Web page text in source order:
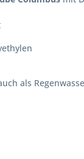
als